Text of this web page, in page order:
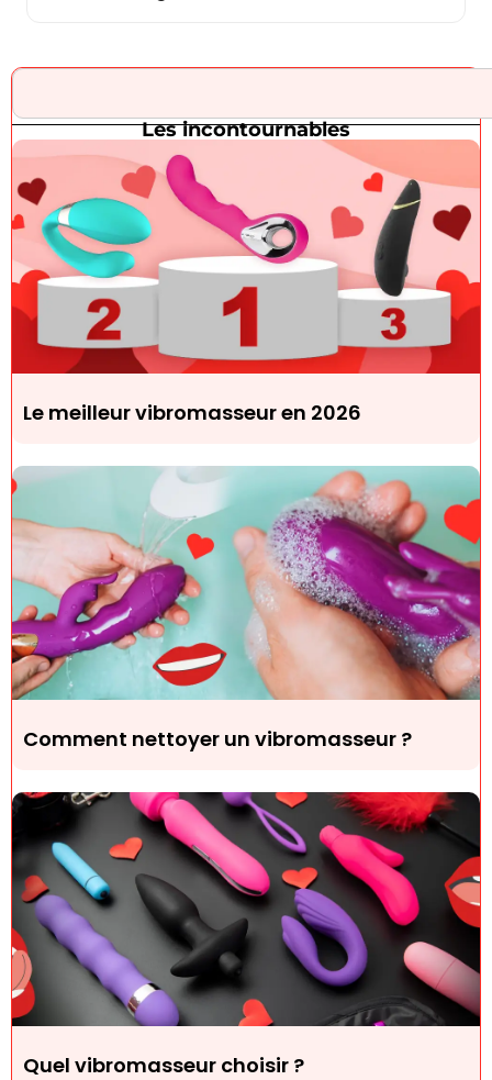
Les incontournables
Le meilleur vibromasseur en 2026
Comment nettoyer un vibromasseur ?
Quel vibromasseur choisir ?